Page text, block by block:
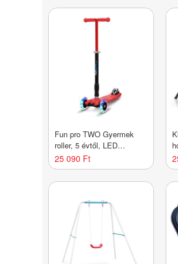
Fun pro TWO Gyermek
roller, 5 évtől, LED
kerekek, 80 kg,
összecsukható, állítható
magasságú
25 090 Ft